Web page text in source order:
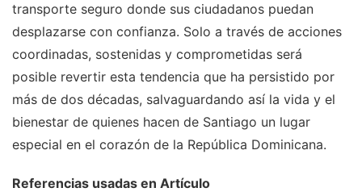
transporte seguro donde sus ciudadanos puedan
desplazarse con confianza. Solo a través de acciones
coordinadas, sostenidas y comprometidas será
posible revertir esta tendencia que ha persistido por
más de dos décadas, salvaguardando así la vida y el
bienestar de quienes hacen de Santiago un lugar
especial en el corazón de la República Dominicana.
Referencias usadas en Artículo